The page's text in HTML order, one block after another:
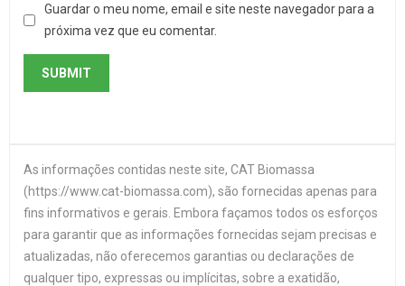
Guardar o meu nome, email e site neste navegador para a
próxima vez que eu comentar.
As informações contidas neste site, CAT Biomassa
(https://www.cat-biomassa.com), são fornecidas apenas para
fins informativos e gerais. Embora façamos todos os esforços
para garantir que as informações fornecidas sejam precisas e
atualizadas, não oferecemos garantias ou declarações de
qualquer tipo, expressas ou implícitas, sobre a exatidão,